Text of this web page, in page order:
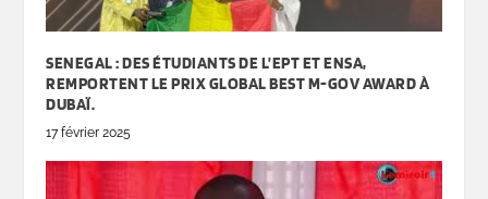
SENEGAL : DES ÉTUDIANTS DE L’EPT ET ENSA,
REMPORTENT LE PRIX GLOBAL BEST M-GOV AWARD À
DUBAÏ.
17 février 2025